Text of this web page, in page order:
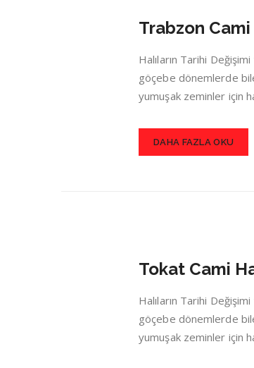
Trabzon Cami
Halıların Tarihi
göçebe dönemlerde bile
yumuşak zeminler için
DAHA FAZLA OKU
Tokat Cami
Halıların Tarihi
göçebe dönemlerde bile
yumuşak zeminler için